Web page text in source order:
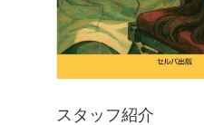
スタッフ紹介